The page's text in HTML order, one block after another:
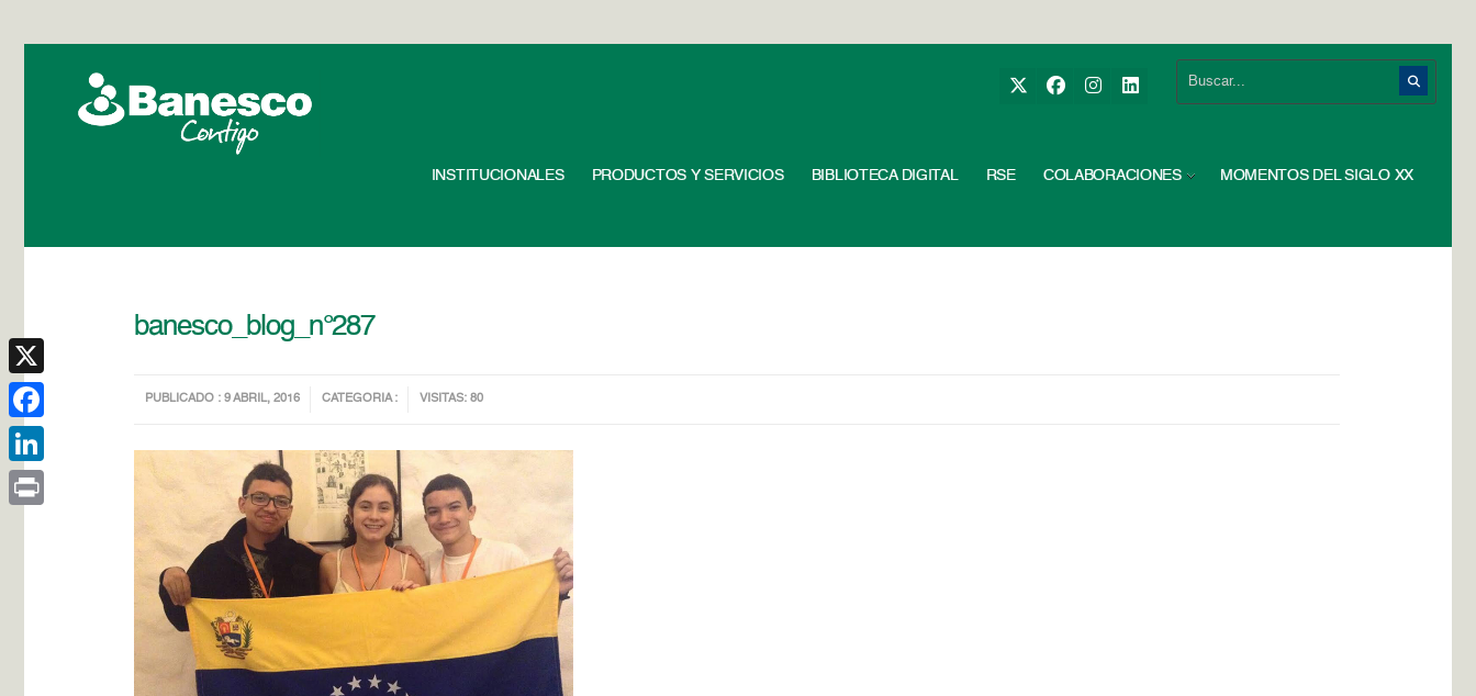
INSTITUCIONALES PRODUCTOS Y SERVICIOS BIBLIOTECA DIGITAL RSE COLABORACIONES MOMENTOS DEL SIGLO XX
banesco_blog_n°287
PUBLICADO : 9 ABRIL, 2016 CATEGORIA : VISITAS: 80
X
Facebook
LinkedIn